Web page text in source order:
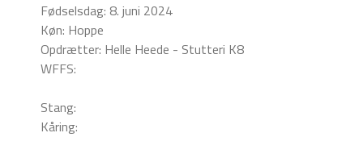
Fødselsdag: 8. juni 2024
Køn: Hoppe
Opdrætter: Helle Heede - Stutteri K8
WFFS:
Stang:
Kåring: